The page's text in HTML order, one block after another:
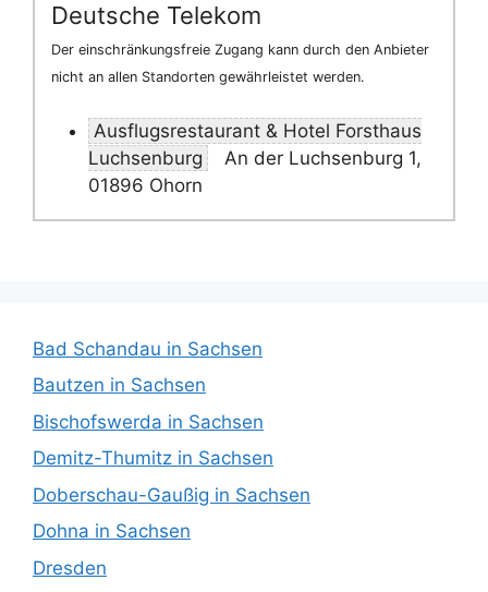
Deutsche Telekom
Der einschränkungsfreie Zugang kann durch den Anbieter
nicht an allen Standorten gewährleistet werden.
Ausflugsrestaurant & Hotel Forsthaus
Luchsenburg
An der Luchsenburg 1,
01896 Ohorn
Bad Schandau in Sachsen
Bautzen in Sachsen
Bischofswerda in Sachsen
Demitz-Thumitz in Sachsen
Doberschau-Gaußig in Sachsen
Dohna in Sachsen
Dresden